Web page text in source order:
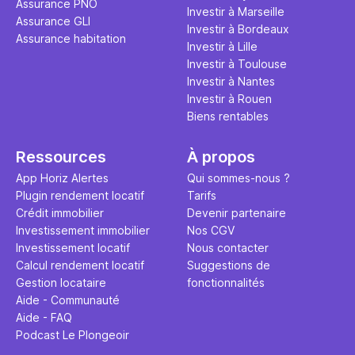
Assurance PNO
Assurance GLI
Assurance habitation
Investir à Marseille
Investir à Bordeaux
Investir à Lille
Investir à Toulouse
Investir à Nantes
Investir à Rouen
Biens rentables
Ressources
App Horiz Alertes
Plugin rendement locatif
Crédit immobilier
Investissement immobilier
Investissement locatif
Calcul rendement locatif
Gestion locataire
Aide - Communauté
Aide - FAQ
Podcast Le Plongeoir
À propos
Qui sommes-nous ?
Tarifs
Devenir partenaire
Nos CGV
Nous contacter
Suggestions de
fonctionnalités